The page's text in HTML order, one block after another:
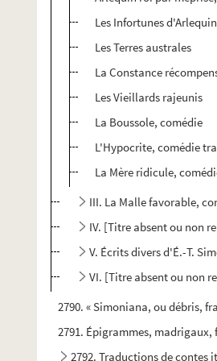
Les Infortunes d'Arlequin
Les Terres australes
La Constance
Les Vieillards rajeunis
La Boussole, comédie
L'Hypocrite, comédie
La Mère ridicule,
III. La Malle favorable,
IV. [Titre absent ou non
V. Écrits divers d'É.-T.
VI. [Titre absent ou non
2790. « Simoniana, ou débris,
2791. Épigrammes, madrigaux,
2792. Traductions de contes